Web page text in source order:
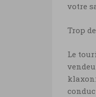
votre
Trop
Le